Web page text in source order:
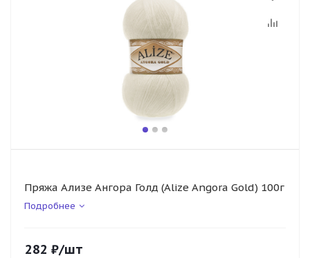
Пряжа Ализе Ангора Голд (Alize Angora Gold) 100г
Подробнее
282 ₽/шт